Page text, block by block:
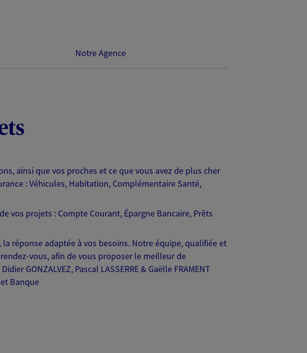
Notre Agence
ainsi que vos proches et ce que vous avez de plus cher
: Véhicules, Habitation, Complémentaire Santé,
vos projets : Compte Courant, Épargne Bancaire, Prêts
réponse adaptée à vos besoins. Notre équipe, qualifiée et
vous, afin de vous proposer le meilleur de
GONZALVEZ, Pascal LASSERRE & Gaëlle FRAMENT
et Banque